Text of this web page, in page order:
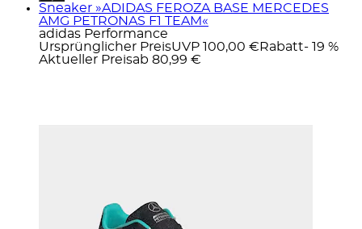
Sneaker »ADIDAS FEROZA BASE MERCEDES
AMG PETRONAS F1 TEAM«
adidas Performance
Ursprünglicher PreisUVP 100,00 € Rabatt- 19 %
Aktueller Preisab 80,99 €